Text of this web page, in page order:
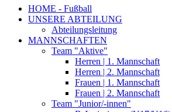
HOME - Fußball
UNSERE ABTEILUNG
Abteilungsleitung
MANNSCHAFTEN
Team "Aktive"
Herren | 1. Mannschaft
Herren | 2. Mannschaft
Frauen | 1. Mannschaft
Frauen | 2. Mannschaft
Team "Junior/-innen"